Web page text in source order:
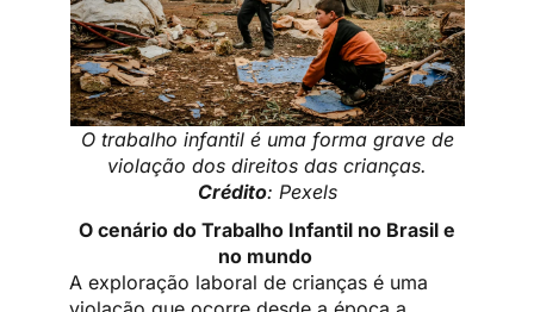
O trabalho infantil é uma forma grave de
violação dos direitos das crianças.
Crédito: Pexels
O cenário do Trabalho Infantil no Brasil e
no mundo
A exploração laboral de crianças é uma